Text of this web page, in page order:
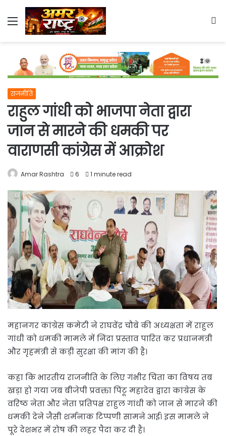
Menu
राजनीति
राहुल गांधी को भाजपा नेता द्वारा
जान से मारने की धमकी पर
वाराणसी कांग्रेस में आक्रोश
Amar Rashtra 6 1 minute read
महानगर कांग्रेस कमेटी ने राघवेंद्र चौबे की अध्यक्षता में राहुल
गांधी को धमकी मामले में निंदा प्रस्ताव पार‍ित कर प्रधानमंत्री
और गृहमंत्री से कड़ी सुरक्षा की मांग की है।
कहा क‍ि भारतीय राजनीति के लिए गंभीर चिंता का विषय तब
खड़ा हो गया जब बीजेपी प्रवक्ता पि‍ंटू महादेव द्वारा कांग्रेस के
वरिष्ठ नेता और नेता प्रतिपक्ष राहुल गांधी को जान से मारने की
धमकी देने जैसी शर्मनाक टिप्पणी सामने आई। इस मामले ने
पूरे देशभर में रोष की लहर पैदा कर दी है।